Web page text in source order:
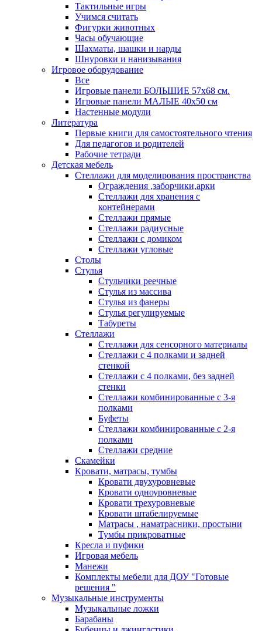
Тактильные игры
Учимся считать
Фигурки животных
Часы обучающие
Шахматы, шашки и нарды
Шнуровки и нанизывания
Игровое оборудование
Все
Игровые панели БОЛЬШИЕ 57х68 см.
Игровые панели МАЛЫЕ 40х50 см
Настенные модули
Литература
Первые книги для самостоятельного чтения
Для педагогов и родителей
Рабочие тетради
Детская мебель
Стеллажи для моделирования пространства
Ограждения ,заборчики,арки
Стеллажи для хранения с
контейнерами
Стеллажи прямые
Стеллажи радиусные
Стеллажи с домиком
Стеллажи угловые
Столы
Стулья
Стульчики реечные
Стулья из массива
Стулья из фанеры
Стулья регулируемые
Табуреты
Стеллажи
Стеллажи для сенсорного материалы
Стеллажи с 4 полками и задней
стенкой
Стеллажи с 4 полками, без задней
стенки
Стеллажи комбинированные с 3-я
полками
Буфеты
Стеллажи комбинированные с 2-я
полками
Стеллажи средние
Скамейки
Кровати, матрасы, тумбы
Кровати двухуровневые
Кровати одноуровневые
Кровати трехуровневые
Кровати штабелируемые
Матрасы , наматрасники, простыни
Тумбы прикроватные
Кресла и пуфики
Игровая мебель
Манежи
Комплекты мебели для ДОУ "Готовые
решения "
Музыкальные инструменты
Музыкальные ложки
Барабаны